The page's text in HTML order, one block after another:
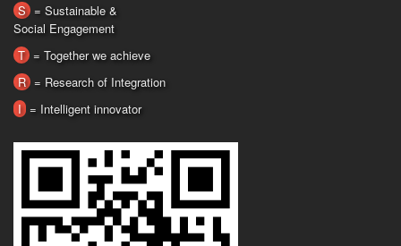
S = Sustainable &
Social Engagement
T = Together we achieve
R = Research of Integration
I = Intelligent innovator